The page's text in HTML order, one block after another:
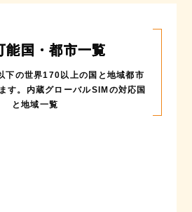
能国・都市一覧
下の世界170以上の国と地域都市
す。
内蔵グローバルSIMの対応国
と地域一覧